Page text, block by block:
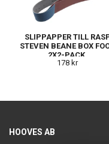
SLIPPAPPER TILL
STEVEN BEANE BOX
2X2-PACK.
178 kr
HOOVES AB